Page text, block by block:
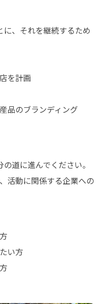
、それを継続するため
を計画
品のブランディング
道に進んでください。
活動に関係する企業への
い方